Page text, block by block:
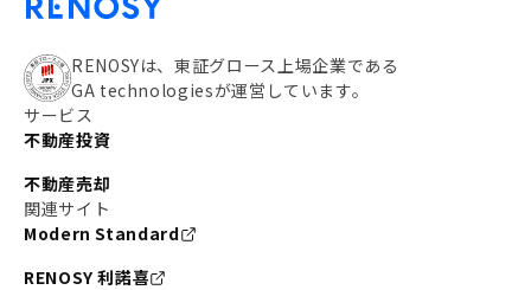
RENOSYは、東証グロース上場企業である
GA technologiesが運営しています。
サービス
不動産投資
不動産売却
関連サイト
Modern Standard
RENOSY 利諾喜